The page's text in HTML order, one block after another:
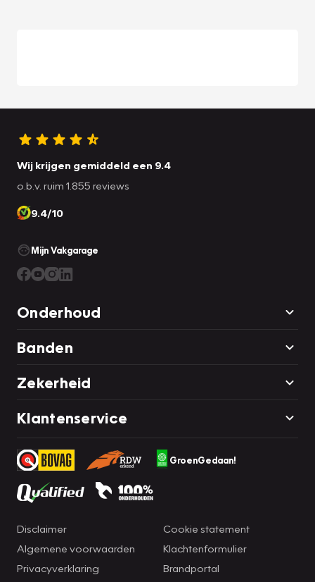
Wij krijgen gemiddeld een 9.4
o.b.v. ruim 1.855 reviews
9.4/10
Mijn Vakgarage
Onderhoud
Banden
Zekerheid
Klantenservice
GroenGedaan!
Disclaimer
Algemene voorwaarden
Privacyverklaring
Cookie statement
Klachtenformulier
Brandportal